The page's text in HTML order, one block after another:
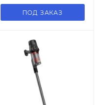
ПОД ЗАКАЗ